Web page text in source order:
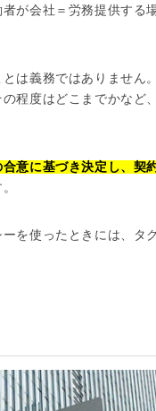
が会社＝労務提供する
は義務ではありません
程度はどこまでかなど
意に基づき決定し、契
を使ったときには、タ